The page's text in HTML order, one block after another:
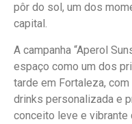
pôr do sol, um dos
capital.
A campanha “Aperol
espaço como um dos
tarde em Fortaleza,
drinks personalizada e
conceito leve e vibrante